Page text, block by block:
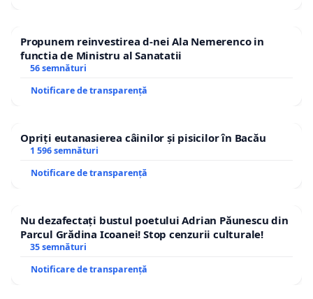
Propunem reinvestirea d-nei Ala Nemerenco in
functia de Ministru al Sanatatii
56 semnături
Notificare de transparență
Opriți eutanasierea câinilor și pisicilor în Bacău
1 596 semnături
Notificare de transparență
Nu dezafectați bustul poetului Adrian Păunescu din
Parcul Grădina Icoanei! Stop cenzurii culturale!
35 semnături
Notificare de transparență